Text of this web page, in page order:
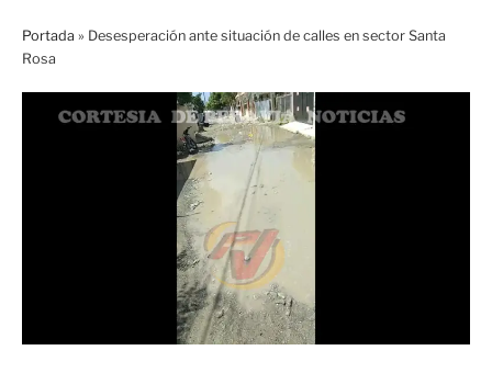
Portada » Desesperación ante situación de calles en sector Santa
Rosa